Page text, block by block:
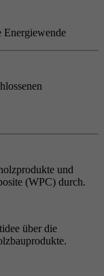
Energiewende
und
(WPC) durch.
über die